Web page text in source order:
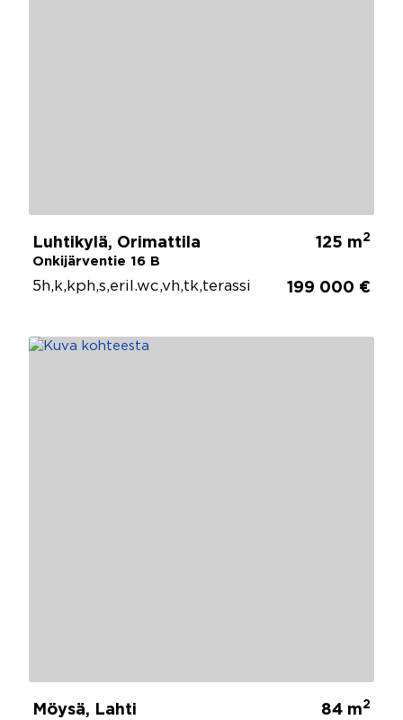
Luhtikylä, Orimattila
Onkijärventie 16 B
125 m2
5h,k,kph,s,eril.wc,vh,tk,terassi 199 000 €
Möysä, Lahti 84 m2